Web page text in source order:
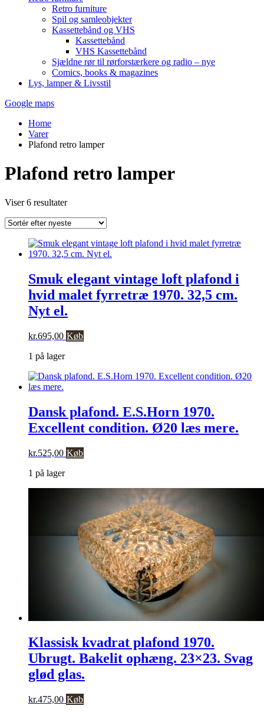
Retro furniture
Spil og samleobjekter
Kassettebånd og VHS
Kassettebånd
VHS Kassettebånd
Sjældne rør til rørforstærkere og radio – nye
Comics, books & magazines
Lys, lamper & Livsstil
Google maps
Home
Varer
Plafond retro lamper
Plafond retro lamper
Viser 6 resultaterSorteret
seneste
Smuk elegant vintage loft plafond i
hvid malet fyrretræ 1970. 32,5 cm.
Nyt el.
kr.695,00 Køb
1 på lager
Dansk plafond. E.S.Horn 1970.
Excellent condition. Ø20 læs mere.
kr.525,00 Køb
1 på lager
Klassisk kvadrat plafond 1970.
Ubrugt. Bakelit ophæng. 23×23. Svag
glød glas.
kr.475,00 Køb